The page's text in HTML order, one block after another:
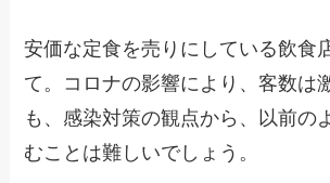
安価な定食を売りにしている飲食
て。コロナの影響により、客数は
も、感染対策の観点から、以前の
むことは難しいでしょう。